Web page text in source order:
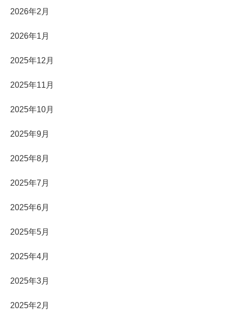
2026年2月
2026年1月
2025年12月
2025年11月
2025年10月
2025年9月
2025年8月
2025年7月
2025年6月
2025年5月
2025年4月
2025年3月
2025年2月